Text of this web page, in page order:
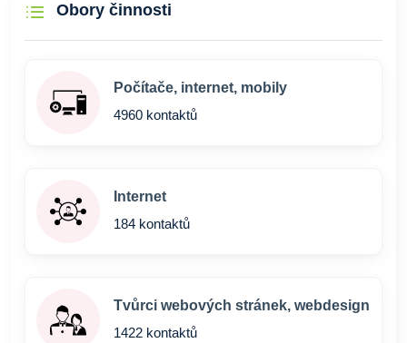
Obory činnosti
Počítače, internet, mobily
4960 kontaktů
Internet
184 kontaktů
Tvůrci webových stránek, webdesign
1422 kontaktů